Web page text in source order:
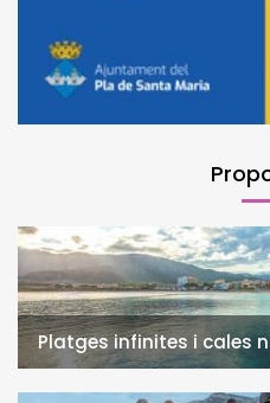
Platges infinites i cales
l'Infant i la